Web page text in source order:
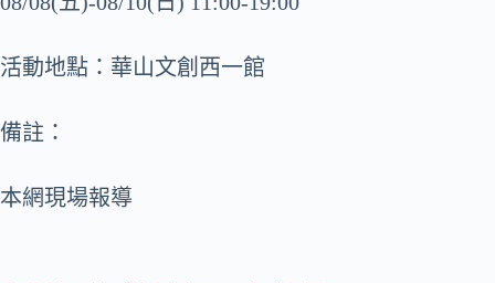
活動地點：華山文創西一館
備註：
本網現場報導